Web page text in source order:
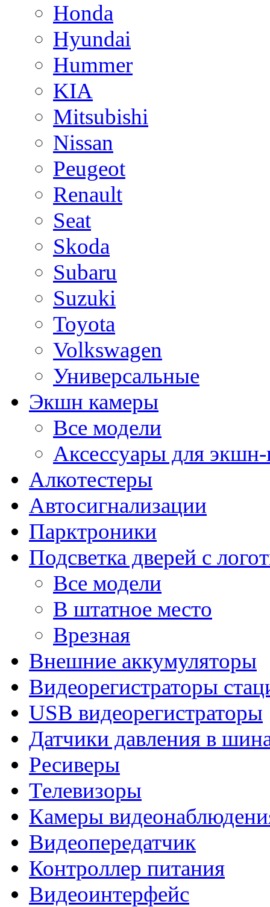
Honda
Hyundai
Hummer
KIA
Mitsubishi
Nissan
Peugeot
Renault
Seat
Skoda
Subaru
Suzuki
Toyota
Volkswagen
Универсальные
Экшн камеры
Все модели
Аксессуары для
Алкотестеры
Автосигнализации
Парктроники
Подсветка дверей с
Все модели
В штатное место
Врезная
Внешние аккумуляторы
Видеорегистраторы
USB видеорегистраторы
Датчики давления в
Ресиверы
Телевизоры
Камеры
Видеопередатчик
Контроллер питания
Видеоинтерфейс